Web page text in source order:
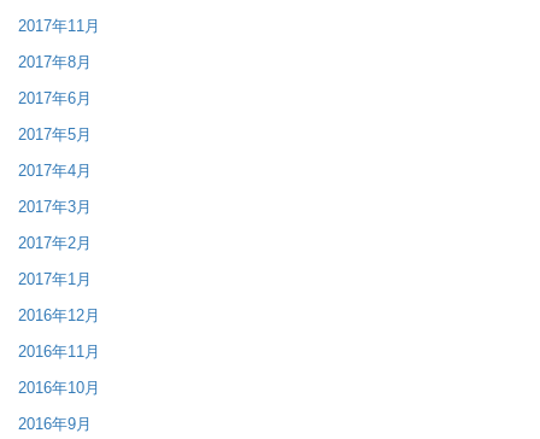
2017年11月
2017年8月
2017年6月
2017年5月
2017年4月
2017年3月
2017年2月
2017年1月
2016年12月
2016年11月
2016年10月
2016年9月